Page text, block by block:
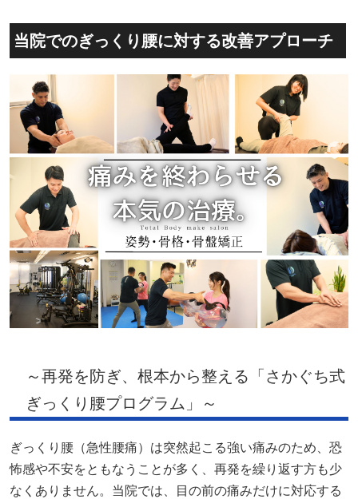
当院でのぎっくり腰に対する改善アプローチ
～再発を防ぎ、根本から整える「さかぐち式
ぎっくり腰プログラム」～
ぎっくり腰（急性腰痛）は突然起こる強い痛みのため、恐
怖感や不安をともなうことが多く、再発を繰り返す方も少
なくありません。当院では、目の前の痛みだけに対応する